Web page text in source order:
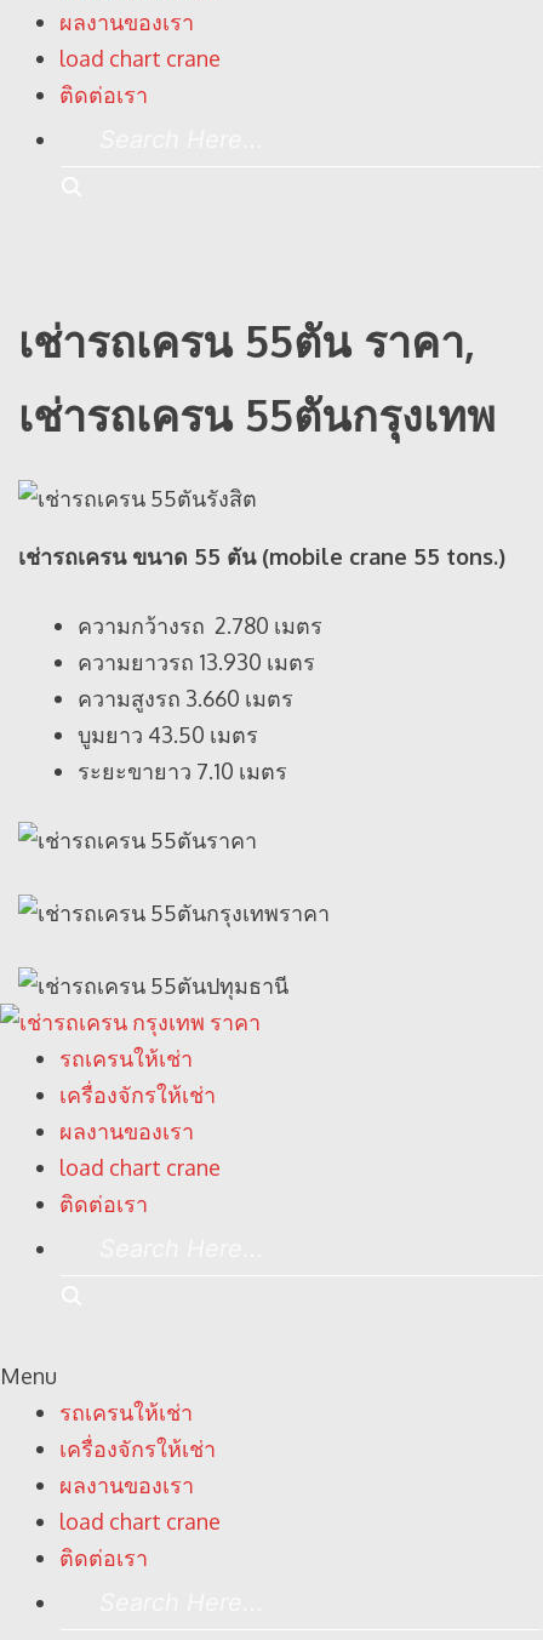
ผลงานของเรา
load chart crane
ติดต่อเรา
เช่ารถเครน 55ตัน ราคา,
เช่ารถเครน 55ตันกรุงเทพ
เช่ารถเครน ขนาด 55 ตัน (mobile crane 55 tons.)
ความกว้างรถ 2.780 เมตร
ความยาวรถ 13.930 เมตร
ความสูงรถ 3.660 เมตร
บูมยาว 43.50 เมตร
ระยะขายาว 7.10 เมตร
รถเครนให้เช่า
เครื่องจักรให้เช่า
ผลงานของเรา
load chart crane
ติดต่อเรา
Menu
รถเครนให้เช่า
เครื่องจักรให้เช่า
ผลงานของเรา
load chart crane
ติดต่อเรา